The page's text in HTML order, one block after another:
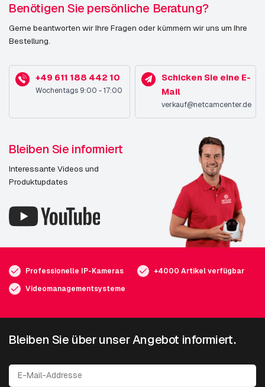
Benötigen Sie persönliche Beratung?
Gerne beantworten wir Ihre Fragen oder kümmern wir uns um Ihre
Bestellung.
+49 611 188 442 10
Wochentags 9:00 - 17:00
Schicken Sie eine E-
Mail
verkauf@netcamcenter.de
Bleiben Sie informiert
Interessante Videos und
Produktupdates
Professionelle IP-Kameras
+4000 Artikel verfügbar
Videomanagementsysteme
Bleiben Sie über unser Angebot informiert.